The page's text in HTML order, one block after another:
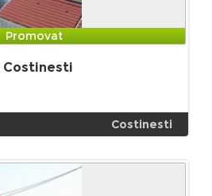
Promovat
Costinesti
Costinesti